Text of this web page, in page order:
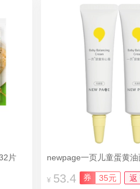
片 newpage一页儿童蛋黄油
¥ 53.4 券 35元 返